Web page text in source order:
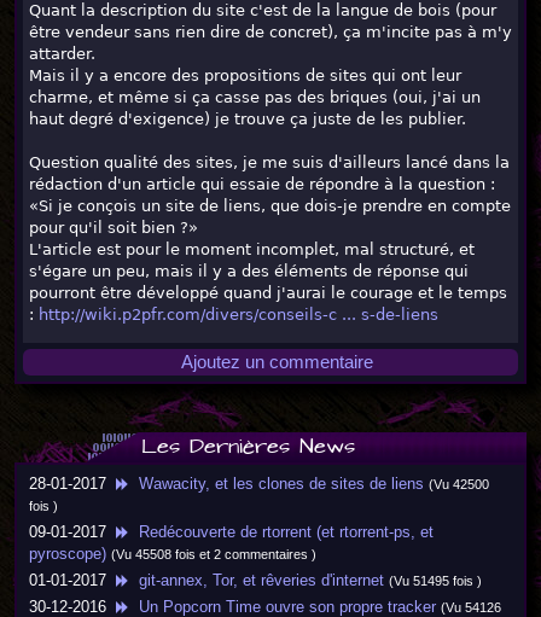
Quant la description du site c'est de la langue de bois (pour
être vendeur sans rien dire de concret), ça m'incite pas à m'y
attarder.
Mais il y a encore des propositions de sites qui ont leur
charme, et même si ça casse pas des briques (oui, j'ai un
haut degré d'exigence) je trouve ça juste de les publier.
Question qualité des sites, je me suis d'ailleurs lancé dans la
rédaction d'un article qui essaie de répondre à la question :
«Si je conçois un site de liens, que dois-je prendre en compte
pour qu'il soit bien ?»
L'article est pour le moment incomplet, mal structuré, et
s'égare un peu, mais il y a des éléments de réponse qui
pourront être développé quand j'aurai le courage et le temps
: http://wiki.p2pfr.com/divers/conseils-c ... s-de-liens
Ajoutez un commentaire
Les Dernières News
28-01-2017 Wawacity, et les clones de sites de liens (Vu 42500
fois )
09-01-2017
Redécouverte de rtorrent (et rtorrent-ps, et
pyroscope) (Vu 45508 fois et 2 commentaires )
01-01-2017 git-annex, Tor, et rêveries d'internet (Vu 51495 fois )
30-12-2016 Un Popcorn Time ouvre son propre tracker (Vu 54126